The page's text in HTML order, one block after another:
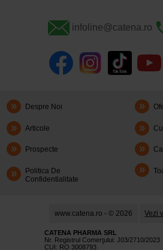
infoline@catena.ro
Despre Noi
Articole
Prospecte
Politica De
Confidentialitate
www.catena.ro - © 2026 Vezi
CATENA PHARMA SRL
Nr. Registrul Comerţului: J03/2710/2023
CUI: RO 3008793